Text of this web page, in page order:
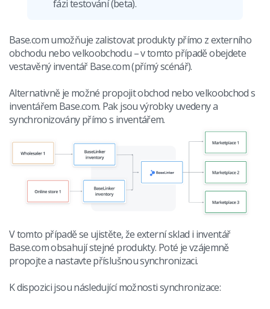
AI pro e-commerce
Blog
Služby
Implementace systému
Další
Partneři
Kontakt
english (GB)
română
deutsch
português (BR)
fázi testování (beta).
Base.com umožňuje zalistovat produkty přímo z externího
obchodu nebo velkoobchodu – v tomto případě obejdete
vestavěný inventář Base.com (přímý scénář).
Alternativně je možné propojit obchod nebo velkoobchod s
inventářem Base.com. Pak jsou výrobky uvedeny a
synchronizovány přímo s inventářem.
V tomto případě se ujistěte, že externí sklad i inventář
Base.com obsahují stejné produkty. Poté je vzájemně
propojte a nastavte příslušnou synchronizaci.
K dispozici jsou následující možnosti synchronizace: